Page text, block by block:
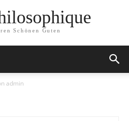
Schönen Guten
admin